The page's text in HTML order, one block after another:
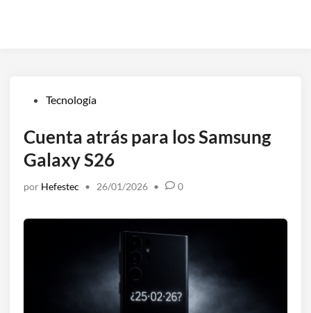
Publicado
Tecnología
Cuenta atrás para los Samsung
Galaxy S26
por Hefestec • 26/01/2026 • 0